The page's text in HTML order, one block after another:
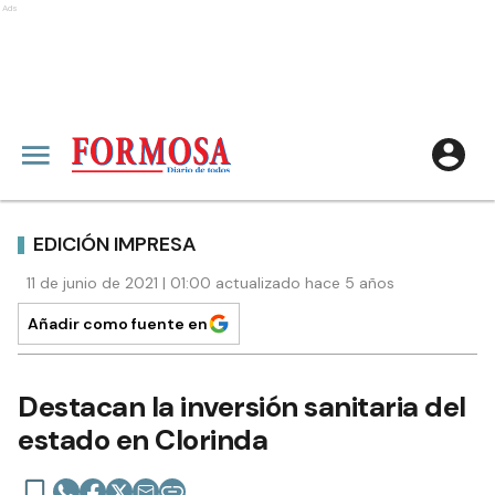
Ads
EDICIÓN IMPRESA
11 de junio de 2021 | 01:00 actualizado hace 5 años
Añadir como fuente en
Destacan la inversión sanitaria del
estado en Clorinda